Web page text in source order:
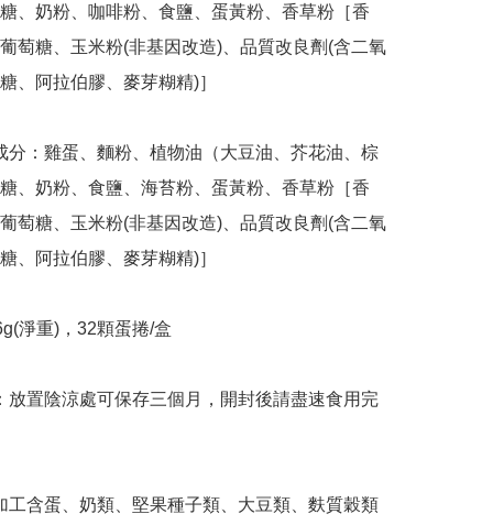
、奶粉、咖啡粉、食鹽、蛋黃粉、香草粉［香
萄糖、玉米粉(非基因改造)、品質改良劑(含二氧
、阿拉伯膠、麥芽糊精)］
、奶粉、食鹽、海苔粉、蛋黃粉、香草粉［香
萄糖、玉米粉(非基因改造)、品質改良劑(含二氧
、阿拉伯膠、麥芽糊精)］